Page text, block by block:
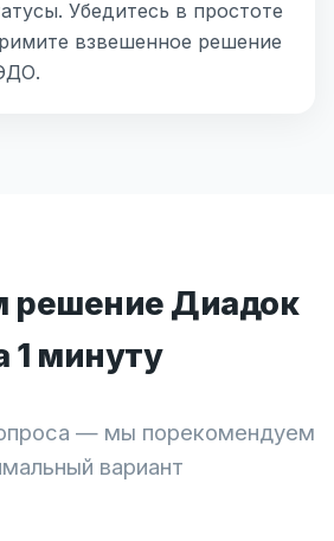
Убедитесь в простоте
взвешенное решение
решение Диадок
1 минуту
— мы порекомендуем
вариант